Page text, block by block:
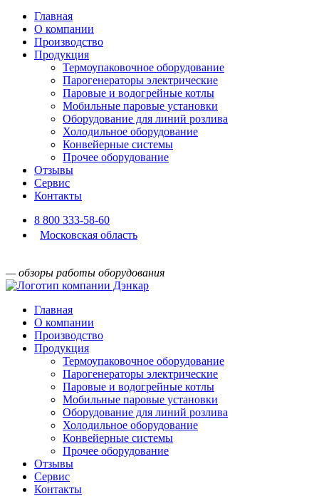
Главная
О компании
Производство
Продукция
Термоупаковочное оборудование
Парогенераторы электрические
Паровые и водогрейные котлы
Мобильные паровые установки
Оборудование для линий розлива
Холодильное оборудование
Конвейерные системы
Прочее оборудование
Отзывы
Сервис
Контакты
8 800 333-58-60
Московская область
— обзоры работы оборудования
Главная
О компании
Производство
Продукция
Термоупаковочное оборудование
Парогенераторы электрические
Паровые и водогрейные котлы
Мобильные паровые установки
Оборудование для линий розлива
Холодильное оборудование
Конвейерные системы
Прочее оборудование
Отзывы
Сервис
Контакты